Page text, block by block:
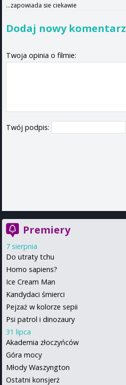
...zapowiada sie ciekawie
Dodaj nowy komentarz
Twoja opinia o filmie:
Twój podpis:
Premiery
7 sierpnia
Do utraty tchu
Homo sapiens?
Ice Cream Man
Kandydaci śmierci
Pejzaż w kolorze sepii
Psi patrol i dinozaury
31 lipca
Akademia złoczyńców
Góra mocy
Młody Waszyngton
Ostatni konsjerż